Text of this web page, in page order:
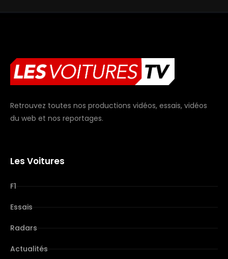
Retrouvez toutes nos productions vidéos, essais, vidéos
du web et nos reportages.
Les Voitures
F1
Essais
Radars
Actualités